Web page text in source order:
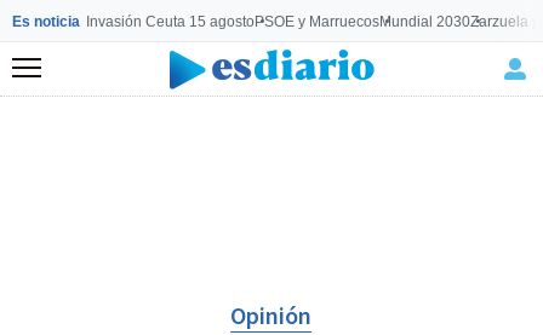
Es noticia Invasión Ceuta 15 agostoPSOE y MarruecosMundial 2030Zarzuela
Menú
Opinión